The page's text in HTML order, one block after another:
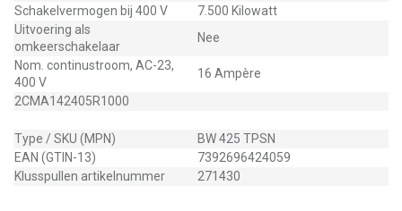
Schakelvermogen bij 400 V
7.500 Kilowatt
Uitvoering als
omkeerschakelaar
Nee
Nom. continustroom, AC-23,
400 V
16 Ampère
2CMA142405R1000
Type / SKU (MPN)
BW 425 TPSN
EAN (GTIN-13)
7392696424059
Klusspullen artikelnummer
271430